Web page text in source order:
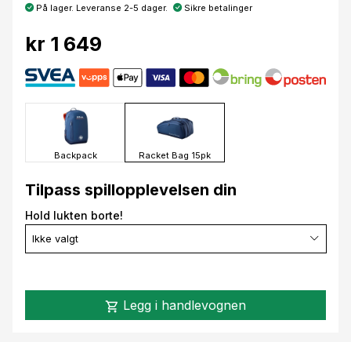
På lager. Leveranse 2-5 dager. Sikre betalinger
kr 1 649
Backpack Racket Bag 15pk
Tilpass spillopplevelsen din
Hold lukten borte!
Ikke valgt
shopping_cart Legg i handlevognen